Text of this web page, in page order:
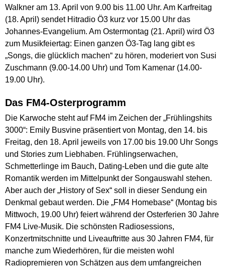
Walkner am 13. April von 9.00 bis 11.00 Uhr. Am Karfreitag
(18. April) sendet Hitradio Ö3 kurz vor 15.00 Uhr das
Johannes-Evangelium. Am Ostermontag (21. April) wird Ö3
zum Musikfeiertag: Einen ganzen Ö3-Tag lang gibt es
„Songs, die glücklich machen“ zu hören, moderiert von Susi
Zuschmann (9.00-14.00 Uhr) und Tom Kamenar (14.00-
19.00 Uhr).
Das FM4-Osterprogramm
Die Karwoche steht auf FM4 im Zeichen der „Frühlingshits
3000“: Emily Busvine präsentiert von Montag, den 14. bis
Freitag, den 18. April jeweils von 17.00 bis 19.00 Uhr Songs
und Stories zum Liebhaben. Frühlingserwachen,
Schmetterlinge im Bauch, Dating-Leben und die gute alte
Romantik werden im Mittelpunkt der Songauswahl stehen.
Aber auch der „History of Sex“ soll in dieser Sendung ein
Denkmal gebaut werden. Die „FM4 Homebase“ (Montag bis
Mittwoch, 19.00 Uhr) feiert während der Osterferien 30 Jahre
FM4 Live-Musik. Die schönsten Radiosessions,
Konzertmitschnitte und Liveauftritte aus 30 Jahren FM4, für
manche zum Wiederhören, für die meisten wohl
Radiopremieren von Schätzen aus dem umfangreichen